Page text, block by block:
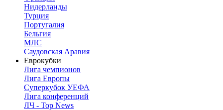
Нидерланды
Турция
Португалия
Бельгия
МЛС
Саудовская Аравия
Еврокубки
Лига чемпионов
Лига Европы
Суперкубок УЕФА
Лига конференций
ЛЧ - Top News